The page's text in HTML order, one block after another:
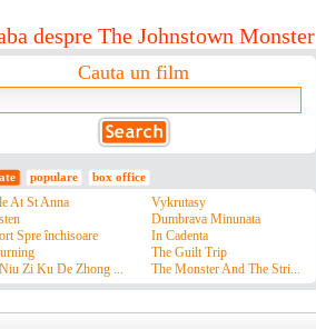
despre The Johnstown Monster
Cauta un film
populare box office
At St Anna
Vykrutasy
Dumbrava Minunata
Spre închisoare
In Cadenta
The Guilt Trip
Zi Ku De Zhong ...
The Monster And The Stri...